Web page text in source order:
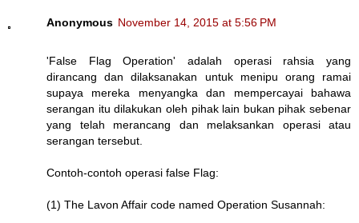
Anonymous November 14, 2015 at 5:56 PM
'False Flag Operation' adalah operasi rahsia yang
dirancang dan dilaksanakan untuk menipu orang ramai
supaya mereka menyangka dan mempercayai bahawa
serangan itu dilakukan oleh pihak lain bukan pihak sebenar
yang telah merancang dan melaksankan operasi atau
serangan tersebut.
Contoh-contoh operasi false Flag:
(1) The Lavon Affair code named Operation Susannah: